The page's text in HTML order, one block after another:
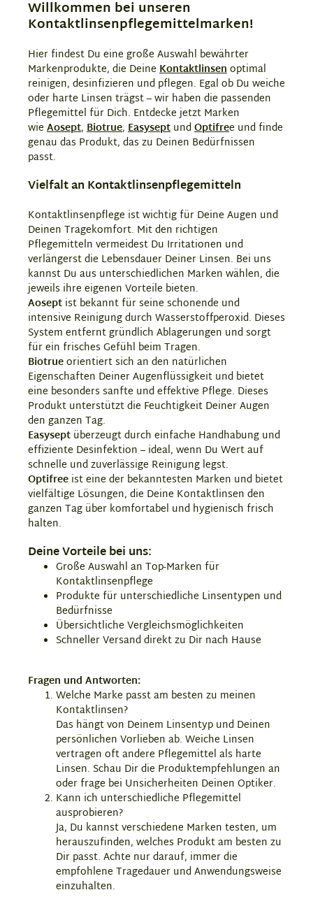
Willkommen bei unseren
Kontaktlinsenpflegemittelmarken!
Hier findest Du eine große Auswahl bewährter
Markenprodukte, die Deine Kontaktlinsenoptimal
reinigen, desinfizieren und pflegen. Egal ob Du weiche
oder harte Linsen trägst – wir haben die passenden
Pflegemittel für Dich. Entdecke jetzt Marken
wie Aosept, Biotrue, Easysept undOptifree und finde
genau das Produkt, das zu Deinen Bedürfnissen
passt.
Vielfalt an Kontaktlinsenpflegemitteln
Kontaktlinsenpflege ist wichtig für Deine Augen und
Deinen Tragekomfort. Mit den richtigen
Pflegemitteln vermeidest Du Irritationen und
verlängerst die Lebensdauer Deiner Linsen. Bei uns
kannst Du aus unterschiedlichen Marken wählen, die
jeweils ihre eigenen Vorteile bieten.
Aosept ist bekannt für seine schonende und
intensive Reinigung durch Wasserstoffperoxid. Dieses
System entfernt gründlich Ablagerungen und sorgt
für ein frisches Gefühl beim Tragen.
Biotrueorientiert sich an den natürlichen
Eigenschaften Deiner Augenflüssigkeit und bietet
eine besonders sanfte und effektive Pflege. Dieses
Produkt unterstützt die Feuchtigkeit Deiner Augen
den ganzen Tag.
Easysept überzeugt durch einfache Handhabung und
effiziente Desinfektion – ideal, wenn Du Wert auf
schnelle und zuverlässige Reinigung legst.
Optifree ist eine der bekanntesten Marken und bietet
vielfältige Lösungen, die Deine Kontaktlinsen den
ganzen Tag über komfortabel und hygienisch frisch
halten.
Deine Vorteile bei uns:
Große Auswahl an Top-Marken für
Kontaktlinsenpflege
Produkte für unterschiedliche Linsentypen und
Bedürfnisse
Übersichtliche Vergleichsmöglichkeiten
Schneller Versand direkt zu Dir nach Hause
Fragen und Antworten:
Welche Marke passt am besten zu meinen
Kontaktlinsen?
Das hängt von Deinem Linsentyp und Deinen
persönlichen Vorlieben ab. Weiche Linsen
vertragen oft andere Pflegemittel als harte
Linsen. Schau Dir die Produktempfehlungen an
oder frage bei Unsicherheiten Deinen Optiker.
Kann ich unterschiedliche Pflegemittel
ausprobieren?
Ja, Du kannst verschiedene Marken testen, um
herauszufinden, welches Produkt am besten zu
Dir passt. Achte nur darauf, immer die
empfohlene Tragedauer und Anwendungsweise
einzuhalten.